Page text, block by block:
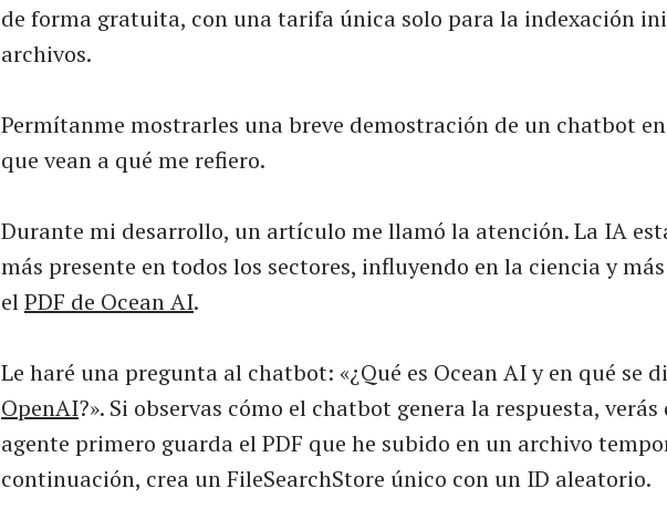
de forma gratuita, con una tarifa única solo para la indexación
archivos.
Permítanme mostrarles una breve demostración de un chatbot
que vean a qué me refiero.
Durante mi desarrollo, un artículo me llamó la atención. La IA
más presente en todos los sectores, influyendo en la ciencia y
elPDF de Ocean AI.
Le haré una pregunta al chatbot: «¿Qué es Ocean AI y en qué se
OpenAI?». Si observas cómo el chatbot genera la respuesta, verás
agente primero guarda el PDF que he subido en un archivo
continuación, crea un FileSearchStore único con un ID aleatorio.